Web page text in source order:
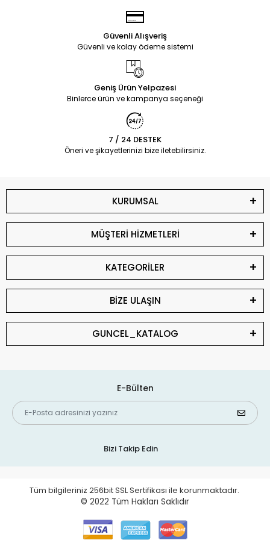
Güvenli Alışveriş
Güvenli ve kolay ödeme sistemi
Geniş Ürün Yelpazesi
Binlerce ürün ve kampanya seçeneği
7 / 24 DESTEK
Öneri ve şikayetlerinizi bize iletebilirsiniz.
KURUMSAL
MÜŞTERİ HİZMETLERİ
KATEGORİLER
BİZE ULAŞIN
GUNCEL_KATALOG
E-Bülten
Bizi Takip Edin
Tüm bilgileriniz 256bit SSL Sertifikası ile korunmaktadır.
© 2022 Tüm Hakları Saklıdır